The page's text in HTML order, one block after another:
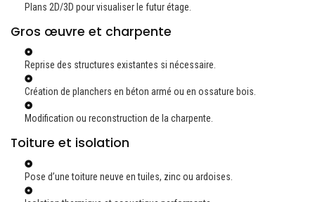
Plans 2D/3D pour visualiser le futur étage.
Gros œuvre et charpente
Reprise des structures existantes si nécessaire.
Création de planchers en béton armé ou en ossature bois.
Modification ou reconstruction de la charpente.
Toiture et isolation
Pose d’une toiture neuve en tuiles, zinc ou ardoises.